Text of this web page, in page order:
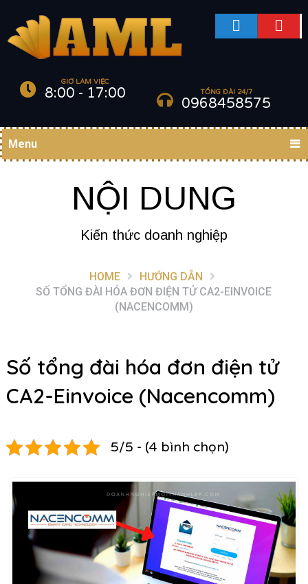
GIỜ LÀM VIỆC
8:00 - 17:00 TỔNG ĐÀI 24/7
0968458575
Menu
NỘI DUNG
Kiến thức doanh nghiệp
HOME
HƯỚNG DẪN
SỐ TỔNG ĐÀI HÓA ĐƠN ĐIỆN TỬ CA2-EINVOICE
(NACENCOMM)
Số tổng đài hóa đơn điện tử
CA2-Einvoice (Nacencomm)
5/5 - (4 bình chọn)